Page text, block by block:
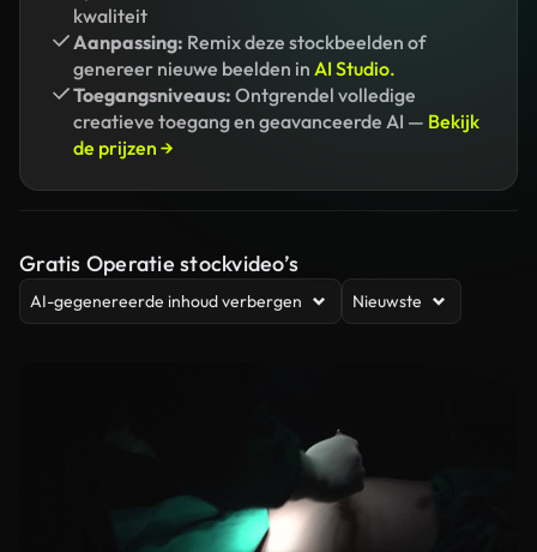
kwaliteit
Aanpassing: Remix deze stockbeelden of
genereer nieuwe beelden in AI Studio.
Toegangsniveaus: Ontgrendel volledige
creatieve toegang en geavanceerde AI — Bekijk
de prijzen →
Gratis Operatie stockvideo’s
AI-gegenereerde inhoud verbergen Nieuwste